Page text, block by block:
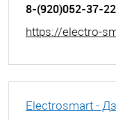
8-(920)052-37-22
https://electro-
Electrosmart -